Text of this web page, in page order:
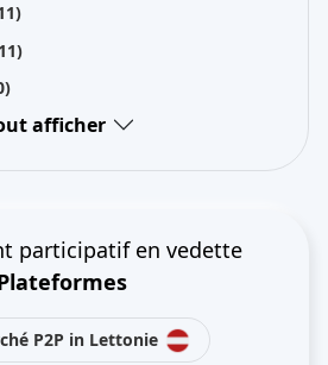
afficher
participatif en vedette
P2P in Lettonie